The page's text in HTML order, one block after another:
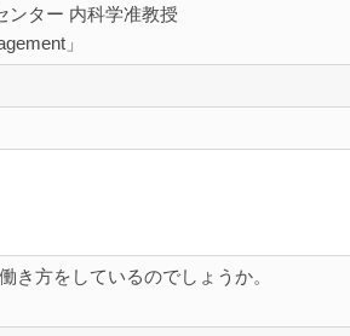
ター 内科学准教授
」
き方をしているのでしょうか。